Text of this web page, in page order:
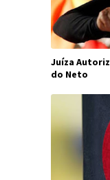
Juíza
do Neto